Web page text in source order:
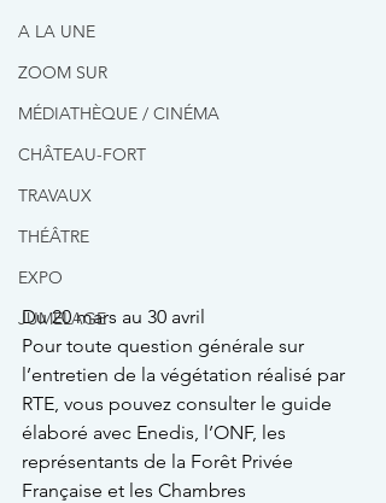
A LA UNE
ZOOM SUR
MÉDIATHÈQUE / CINÉMA
CHÂTEAU-FORT
TRAVAUX
THÉÂTRE
EXPO
JUMELAGE
Du 20 mars au 30 avril
Pour toute question générale sur
l’entretien de la végétation réalisé par
RTE, vous pouvez consulter le guide
élaboré avec Enedis, l’ONF, les
représentants de la Forêt Privée
Française et les Chambres